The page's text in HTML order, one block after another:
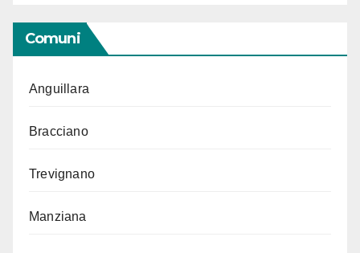
Comuni
Anguillara
Bracciano
Trevignano
Manziana